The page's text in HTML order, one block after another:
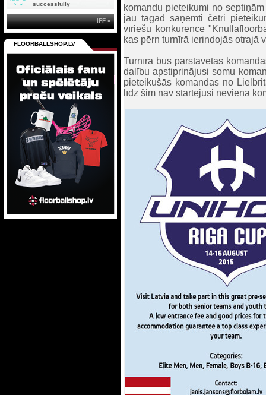
komandu pieteikumi no
jau tagad saņemti četri
vīriešu konkurencē
kas pērn turnīrā ierindojās otrajā
Turnīrā būs pārstāvētas
dalību apstiprinājusi somu
pieteikušās komandas no
līdz šim nav startējusi neviena
successfully
IFF »
FLOORBALLSHOP.LV